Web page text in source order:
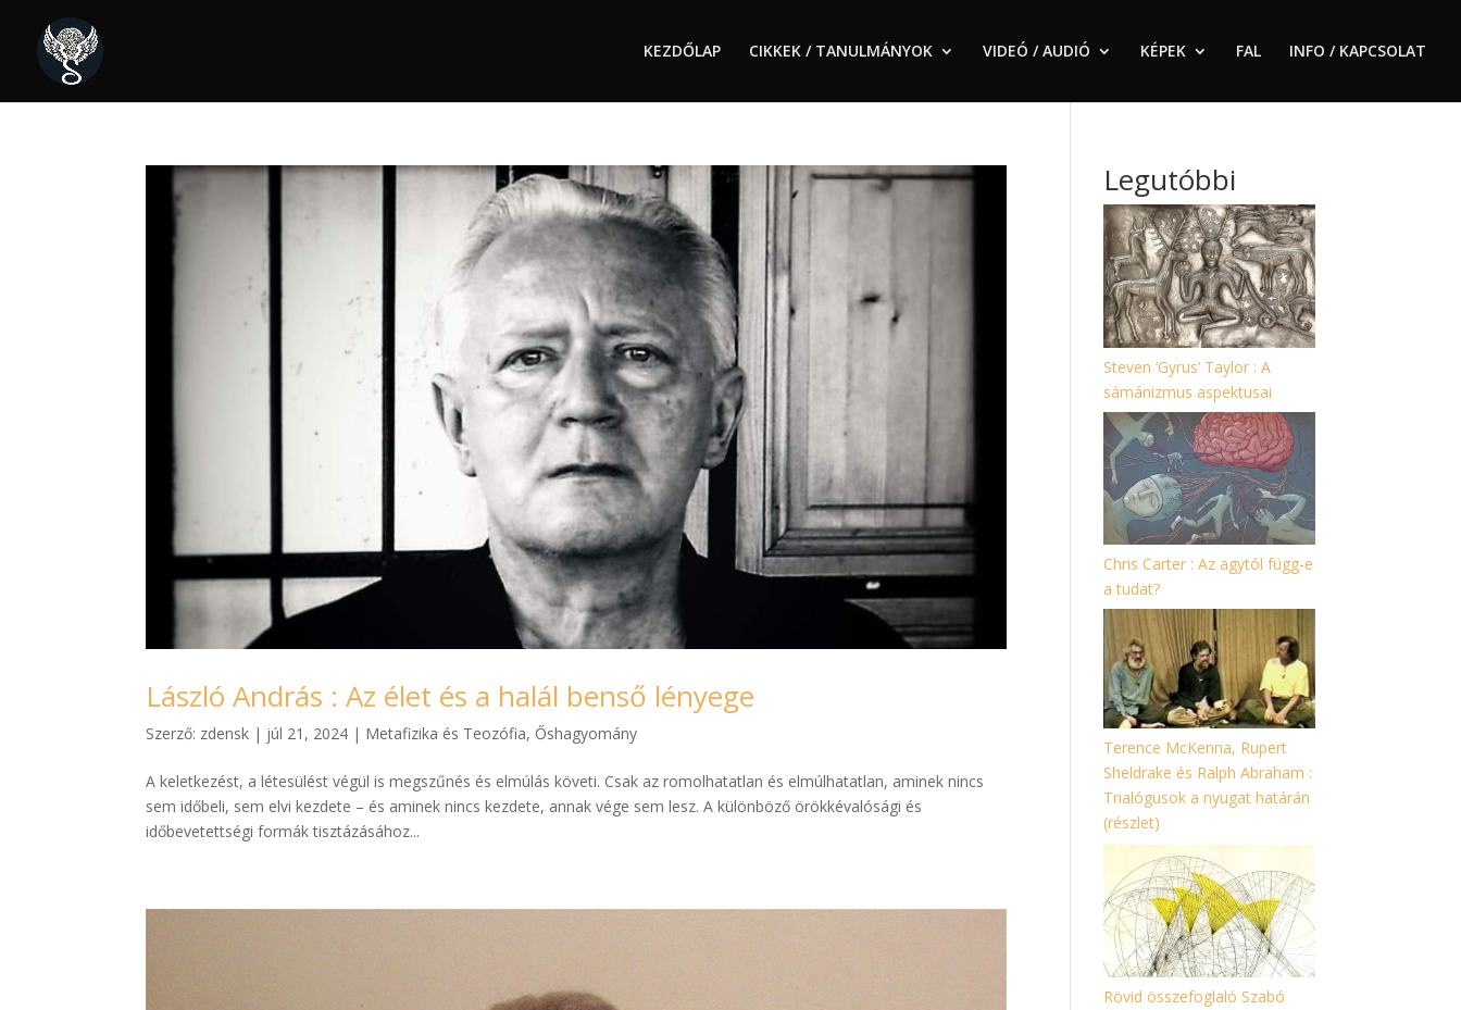
KEZDŐLAP CIKKEK / TANULMÁNYOK VIDEÓ / AUDIÓ KÉPEK FAL INFO / KAPCSOLAT
László András : Az élet és a halál benső lényege
Szerző: zdensk | júl 21, 2024 | Metafizika és Teozófia, Őshagyomány
A keletkezést, a létesülést végül is megszűnés és elmúlás követi. Csak az romolhatatlan és elmúlhatatlan, aminek nincs
sem időbeli, sem elvi kezdete – és aminek nincs kezdete, annak vége sem lesz. A különböző örökkévalósági és
időbevetettségi formák tisztázásához...
Legutóbbi
Steven ‘Gyrus’ Taylor : A
sámánizmus aspektusai
Chris Carter : Az agytól függ-e
a tudat?
Terence McKenna, Rupert
Sheldrake és Ralph Abraham :
Trialógusok a nyugat határán
(részlet)
Rövid összefoglaló Szabó